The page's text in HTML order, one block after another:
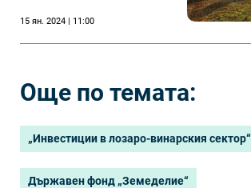
„Инвестиции в
екологични
15 ян. 2024 | 11:00
Още по темата:
„Инвестиции в лозаро-винарския сектор“
Държавен фонд „Земеделие“